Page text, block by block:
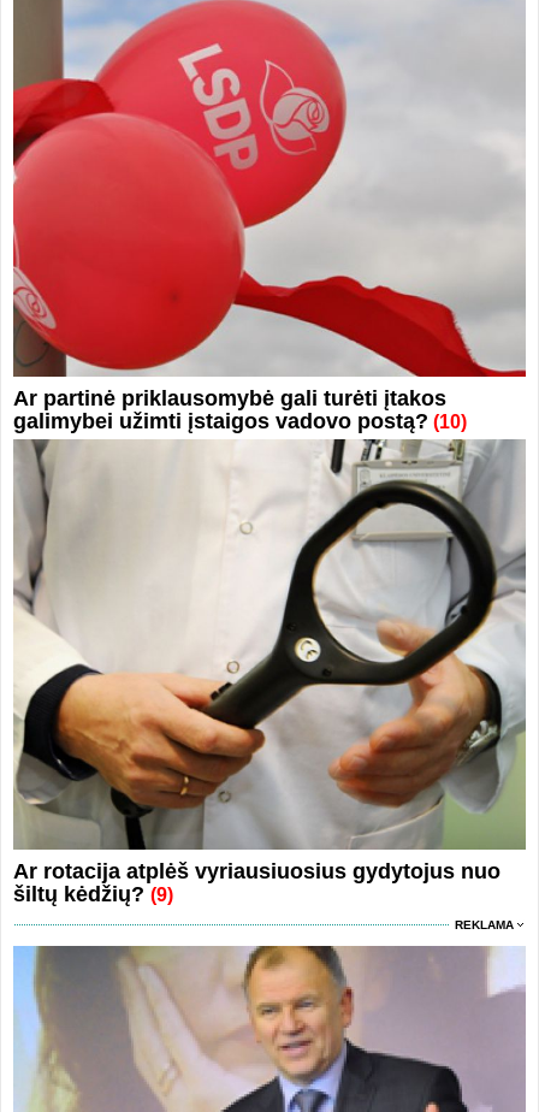
Ar partinė priklausomybė gali turėti įtakos
galimybei užimti įstaigos vadovo postą? (10)
Ar rotacija atplėš vyriausiuosius gydytojus nuo
šiltų kėdžių? (9)
REKLAMA